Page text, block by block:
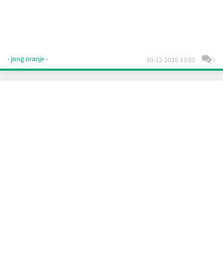
- jong oranje - 10-12-2025 13:02 2